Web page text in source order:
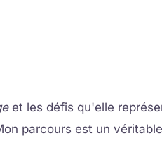
et les défis qu'elle
parcours est un